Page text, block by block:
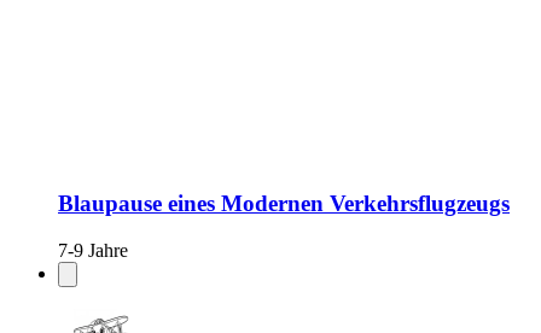
Blaupause eines Modernen Verkehrsflugzeugs
7-9 Jahre